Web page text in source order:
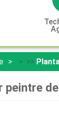
> >>
peintre